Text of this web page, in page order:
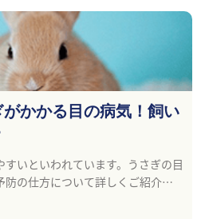
かかる目の病気！飼い
いといわれています。うさぎの目
の仕方について詳しくご紹介し